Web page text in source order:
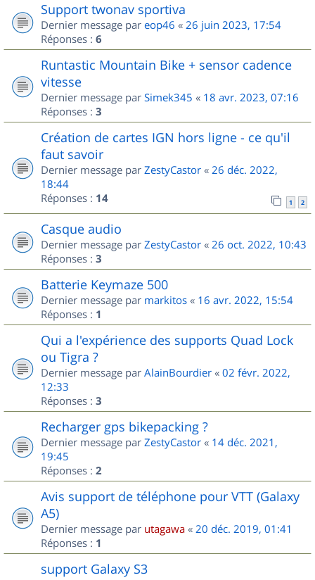
Support twonav sportiva
Dernier message par eop46 « 26 juin 2023, 17:54
Réponses : 6
Runtastic Mountain Bike + sensor cadence
vitesse
Dernier message par Simek345 « 18 avr. 2023, 07:16
Réponses : 3
Création de cartes IGN hors ligne - ce qu'il
faut savoir
Dernier message par ZestyCastor « 26 déc. 2022,
18:44
Réponses : 14 1 2
Casque audio
Dernier message par ZestyCastor « 26 oct. 2022, 10:43
Réponses : 3
Batterie Keymaze 500
Dernier message par markitos « 16 avr. 2022, 15:54
Réponses : 1
Qui a l'expérience des supports Quad Lock
ou Tigra ?
Dernier message par AlainBourdier « 02 févr. 2022,
12:33
Réponses : 3
Recharger gps bikepacking ?
Dernier message par ZestyCastor « 14 déc. 2021,
19:45
Réponses : 2
Avis support de téléphone pour VTT (Galaxy
A5)
Dernier message par utagawa « 20 déc. 2019, 01:41
Réponses : 1
support Galaxy S3